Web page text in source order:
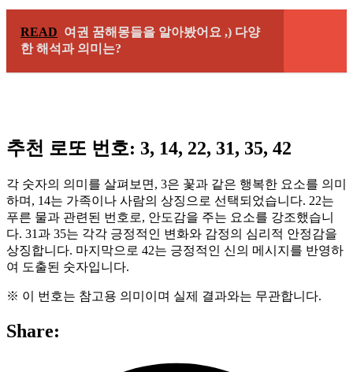
READ 여권 꿈해몽들을 알아봤어요 ,) 다양
한 해석과 의미는?
추천 로또 번호: 3, 14, 22, 31, 35, 42
각 숫자의 의미를 살펴보면, 3은 꽃과 같은 행복한 요소를 의미
하며, 14는 가족이나 사람의 상징으로 선택되었습니다. 22는
푸른 물과 관련된 번호로, 안도감을 주는 요소를 강조했습니
다. 31과 35는 각각 긍정적인 변화와 감정의 심리적 안정감을
상징합니다. 마지막으로 42는 긍정적인 신의 메시지를 반영하
여 도출된 숫자입니다.
※ 이 번호는 참고용 의미이며 실제 결과와는 무관합니다.
Share: